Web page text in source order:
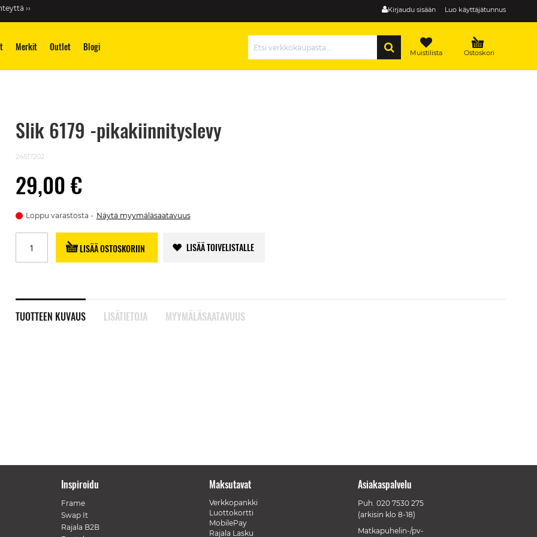
Kirjaudu sisään Luo käyttäjätunnus
››
Merkit Outlet Blogi Ostoskori
Muistilista
Slik 6179 -pikakiinnityslevy
24517202
29,00 €
Loppu varastosta Näytä myymäläsaatavuus
LISÄÄ OSTOSKORIIN LISÄÄ TOIVELISTALLE
TUOTTEEN KUVAUS LISÄTIETOJA MYYMÄLÄSAATAVUUS
Inspiroidu
Frame
Swap It
Rajala B2B
Maksutavat
Verkkopankki
Luottokortti
MobilePay
Rajala Lasku
Asiakaspalvelu
Puh. 020 7530 275
(arkisin klo 8-18)
Matkapuhelin-/pv-